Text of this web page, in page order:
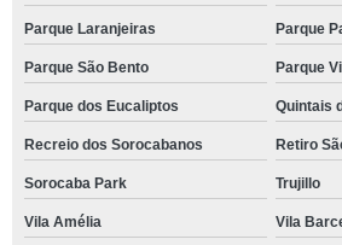
Parque Laranjeiras Parque
Parque São Bento Parque
Parque dos Eucaliptos Quintais
Recreio dos Sorocabanos Retiro
Sorocaba Park Trujillo
Vila Amélia Vila